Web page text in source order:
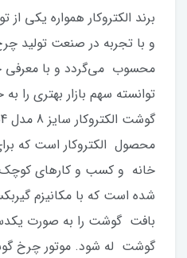
برند الکتروکار همواره یکی از
و با تجربه در صنعت تولید
محسوب می‌گردد و با
توانسته سهم بازار بهتری
محصول الکتروکار است که
خانه و کسب و کارهای کوچک
شده است که با مکانیزم
بافت گوشت را به صورت